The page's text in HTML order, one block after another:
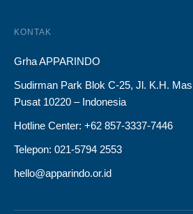
KONTAK
Grha APPARINDO
Sudirman Park Blok C-25, Jl. K.H.
Pusat 10220 – Indonesia
Hotline Center: +62 857-3337-7446
Telepon: 021-5794 2553
hello@apparindo.or.id